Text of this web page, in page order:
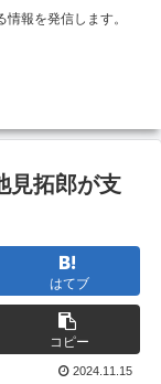
報を発信します。
見拓郎が支
はてブ
コピー
2024.11.15